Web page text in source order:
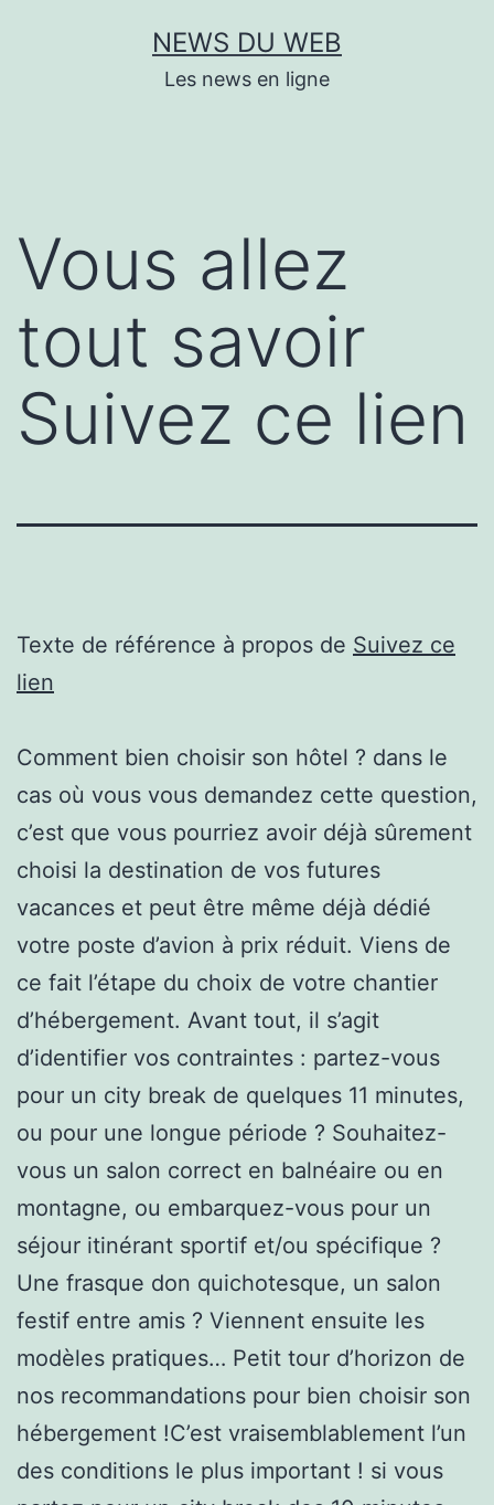
NEWS DU WEB
Les news en ligne
Vous allez
tout savoir
Suivez ce lien
Texte de référence à propos de Suivez ce
lien
Comment bien choisir son hôtel ? dans le
cas où vous vous demandez cette question,
c’est que vous pourriez avoir déjà sûrement
choisi la destination de vos futures
vacances et peut être même déjà dédié
votre poste d’avion à prix réduit. Viens de
ce fait l’étape du choix de votre chantier
d’hébergement. Avant tout, il s’agit
d’identifier vos contraintes : partez-vous
pour un city break de quelques 11 minutes,
ou pour une longue période ? Souhaitez-
vous un salon correct en balnéaire ou en
montagne, ou embarquez-vous pour un
séjour itinérant sportif et/ou spécifique ?
Une frasque don quichotesque, un salon
festif entre amis ? Viennent ensuite les
modèles pratiques… Petit tour d’horizon de
nos recommandations pour bien choisir son
hébergement !C’est vraisemblablement l’un
des conditions le plus important ! si vous